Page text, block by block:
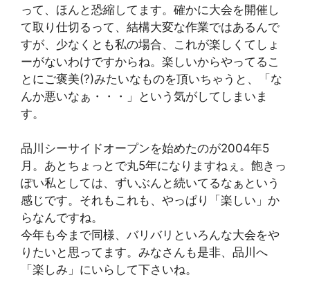
って、ほんと恐縮してます。確かに大会を開催し
て取り仕切るって、結構大変な作業ではあるんで
すが、少なくとも私の場合、これが楽しくてしょ
ーがないわけですからね。楽しいからやってるこ
とにご褒美(?)みたいなものを頂いちゃうと、「な
んか悪いなぁ・・・」という気がしてしまいま
す。
品川シーサイドオープンを始めたのが2004年5
月。あとちょっとで丸5年になりますねぇ。飽きっ
ぽい私としては、ずいぶんと続いてるなぁという
感じです。それもこれも、やっぱり「楽しい」か
らなんですね。
今年も今まで同様、バリバリといろんな大会をや
りたいと思ってます。みなさんも是非、品川へ
「楽しみ」にいらして下さいね。